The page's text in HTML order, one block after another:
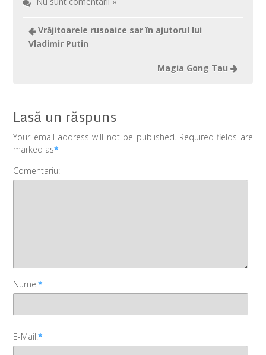
Vrăjitoarele rusoaice sar în ajutorul lui
Vladimir Putin
Magia Gong Tau
Lasă un răspuns
Your email address will not be published. Required fields are
marked as*
Comentariu:
Nume:*
E-Mail:*